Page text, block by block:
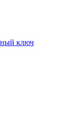
ключ